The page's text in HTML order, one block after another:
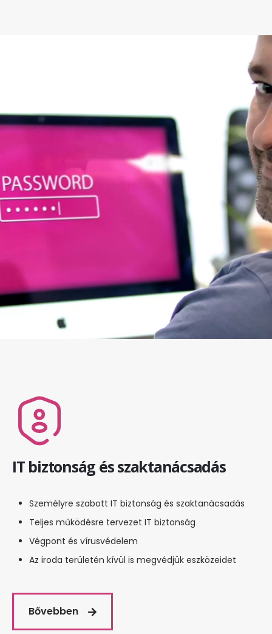
IT biztonság és szaktanácsadás
Személyre szabott IT biztonság és szaktanácsadás
Teljes működésre tervezet IT biztonság
Végpont és vírusvédelem
Az iroda területén kívül is megvédjük eszközeidet
Bővebben